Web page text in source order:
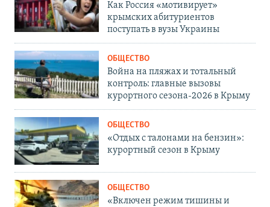
Как Россия «мотивирует»
крымских абитуриентов
поступать в вузы Украины
ОБЩЕСТВО
Война на пляжах и тотальный
контроль: главные вызовы
курортного сезона-2026 в Крыму
ОБЩЕСТВО
«Отдых с талонами на бензин»:
курортный сезон в Крыму
ОБЩЕСТВО
«Включен режим тишины и